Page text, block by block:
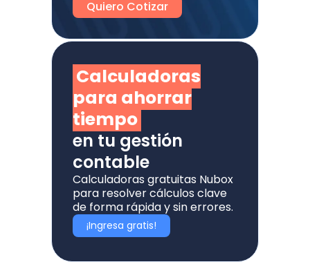
Calculadoras
para ahorrar
tiempo
en tu gestión
contable
Calculadoras gratuitas Nubox
para resolver cálculos clave
de forma rápida y sin errores.
¡Ingresa gratis!
Quiero Cotizar